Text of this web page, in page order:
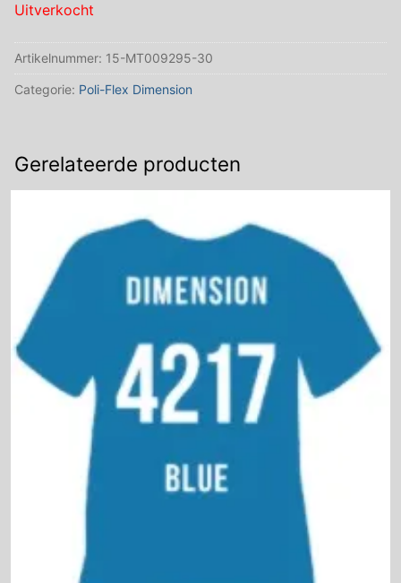
Uitverkocht
Artikelnummer: 15-MT009295-30
Categorie: Poli-Flex Dimension
Gerelateerde producten